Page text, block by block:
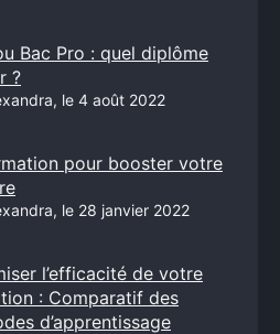
Bac Pro : quel diplôme
?
le 4 août 2022
pour booster votre
le 28 janvier 2022
l’efficacité de votre
: Comparatif des
d’apprentissage